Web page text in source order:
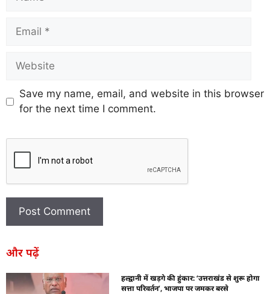
Save my name, email, and website in this browser
for the next time I comment.
और पढ़ें
हल्द्वानी में खड़गे की हुंकार: ‘उत्तराखंड से शुरू होगा
सत्ता परिवर्तन’, भाजपा पर जमकर बरसे